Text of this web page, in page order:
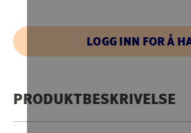
LOGG INN FOR Å
PRODUKTBESKRIVELSE